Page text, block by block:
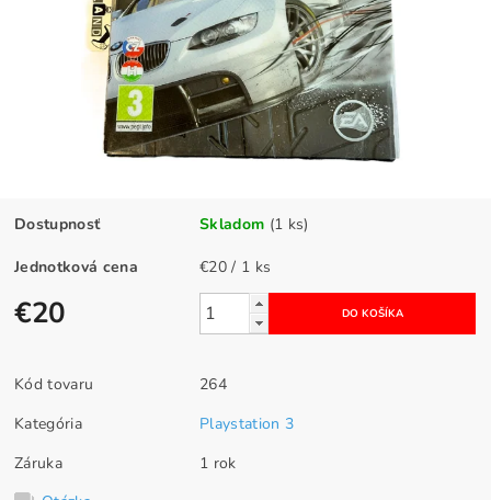
Dostupnosť Skladom (1 ks)
Jednotková cena €20 / 1 ks
€20
Kód tovaru
264
Kategória
Playstation 3
Záruka
1 rok